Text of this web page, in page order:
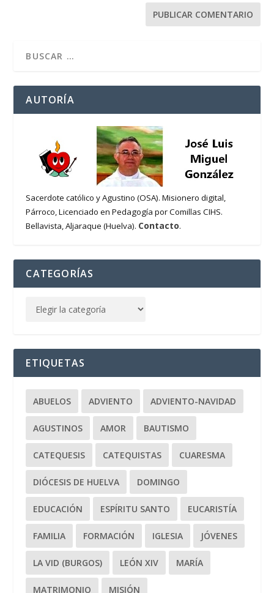
AUTORÍA
Sacerdote católico y Agustino (OSA). Misionero digital,
Párroco, Licenciado en Pedagogía por Comillas CIHS.
Bellavista, Aljaraque (Huelva). Contacto.
CATEGORÍAS
ETIQUETAS
ABUELOS ADVIENTO ADVIENTO-NAVIDAD
AGUSTINOS AMOR BAUTISMO
CATEQUESIS CATEQUISTAS CUARESMA
DIÓCESIS DE HUELVA DOMINGO
EDUCACIÓN ESPÍRITU SANTO EUCARISTÍA
FAMILIA FORMACIÓN IGLESIA JÓVENES
LA VID (BURGOS) LEÓN XIV MARÍA
MATRIMONIO MISIÓN